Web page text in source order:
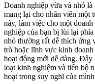
Doanh nghiệp vừa và nhỏ
mang lại cho nhân viên một
này, làm việc cho một
nghiệp của bạn bị lùi lại
nhỏ thường rất dễ thích ứng
trò hoặc lĩnh vực kinh
hoạt động mới dễ dàng.
loạt kinh nghiệm và tiến bộ
hoạt trong suy nghĩ của mình